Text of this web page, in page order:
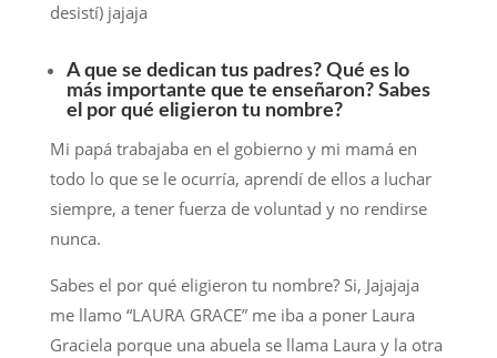
desistí) jajaja
A que se dedican tus padres? Qué es lo
más importante que te enseñaron? Sabes
el por qué eligieron tu nombre?
Mi papá trabajaba en el gobierno y mi mamá en
todo lo que se le ocurría, aprendí de ellos a luchar
siempre, a tener fuerza de voluntad y no rendirse
nunca.
Sabes el por qué eligieron tu nombre? Si, Jajajaja
me llamo “LAURA GRACE” me iba a poner Laura
Graciela porque una abuela se llama Laura y la otra